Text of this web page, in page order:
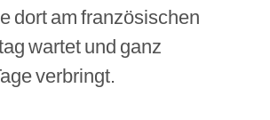
dort am französischen
wartet und ganz
verbringt.